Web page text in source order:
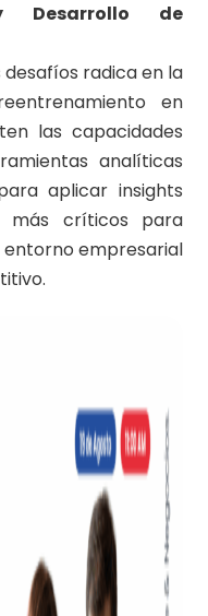
Desarrollo de
radica en la
en
las capacidades
analíticas
aplicar insights
más críticos para
empresarial